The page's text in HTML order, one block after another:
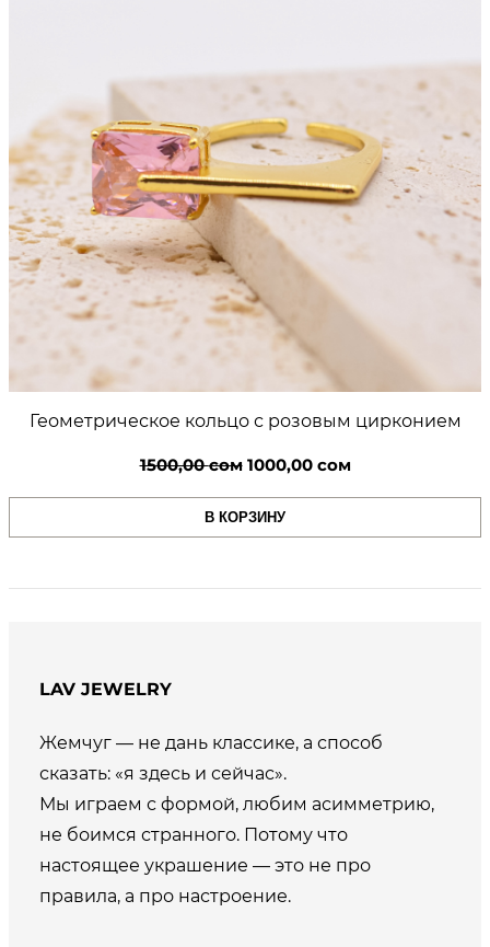
Геометрическое кольцо с розовым цирконием
1500,00сом Первоначальная
цена
составляла
1000,00 сомТекущая
цена:
В КОРЗИНУ
LAV JEWELRY
Жемчуг — не дань классике, а способ
сказать: «я здесь и сейчас».
Мы играем с формой, любим асимметрию,
не боимся странного. Потому что
настоящее украшение — это не про
правила, а про настроение.